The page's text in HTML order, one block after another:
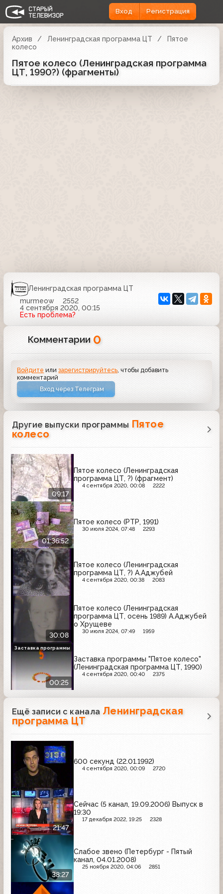
Вход Регистрация
Архив Ленинградская программа ЦТ
Пятое
колесо
Пятое колесо (Ленинградская программа
ЦТ, 1990?) (фрагменты)
Ленинградская программа ЦТ
murmeow
2552
4 сентября 2020, 00:15
Есть проблема?
Комментарии 0
Войдите илизарегистрируйтесь , чтобы добавить
комментарий
Вход через Телеграм
Другие выпуски программы Пятое
колесо
09:17
Пятое колесо (Ленинградская
программа ЦТ, ?) (фрагмент)
4 сентября 2020, 00:08 2222
01:36:52
Пятое колесо (РТР, 1991)
30 июля 2024, 07:48 2293
Пятое колесо (Ленинградская
программа ЦТ, ?) А.Аджубей
4 сентября 2020, 00:38 2083
30:08
Пятое колесо (Ленинградская
программа ЦТ, осень 1989) А.Аджубей
о Хрущеве
30 июля 2024, 07:49 1959
00:25
Заставка программы "Пятое колесо"
(Ленинградская программа ЦТ, 1990)
4 сентября 2020, 00:40 2375
Заставка программы
Ещё записи с канала Ленинградская
программа ЦТ
600 секунд (22.01.1992)
4 сентября 2020, 00:09 2720
21:47
Сейчас (5 канал, 19.09.2006) Выпуск в
19:30
17 декабря 2022, 19:25 2328
38:27
Слабое звено (Петербург - Пятый
канал, 04.01.2008)
25 ноября 2020, 04:06 2851